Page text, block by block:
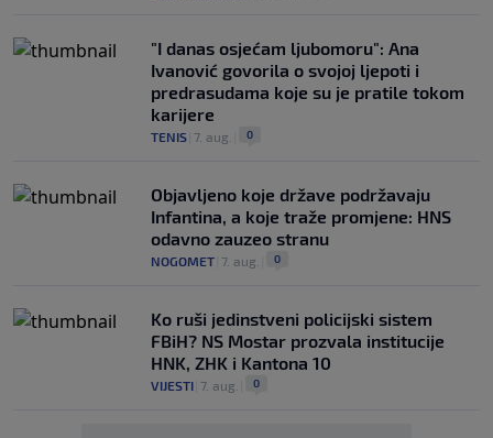
"I danas osjećam ljubomoru": Ana
Ivanović govorila o svojoj ljepoti i
predrasudama koje su je pratile tokom
karijere
TENIS 7. aug. 0
Objavljeno koje države podržavaju
Infantina, a koje traže promjene: HNS
odavno zauzeo stranu
NOGOMET 7. aug. 0
Ko ruši jedinstveni policijski sistem
FBiH? NS Mostar prozvala institucije
HNK, ZHK i Kantona 10
VIJESTI 7. aug. 0